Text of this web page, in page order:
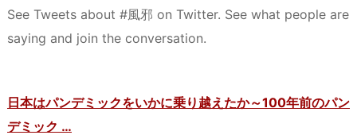
See Tweets about #風邪 on Twitter. See what people are
saying and join the conversation.
日本はパンデミックをいかに乗り越えたか～100年前のパン
デミック …